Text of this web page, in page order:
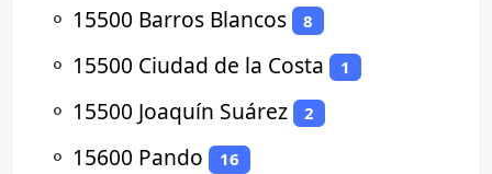
⚬ 15500 Barros Blancos 8
⚬ 15500 Ciudad de la Costa 1
⚬ 15500 Joaquín Suárez 2
⚬ 15600 Pando 16